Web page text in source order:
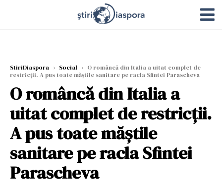
StiriDiaspora › Social › O româncă din Italia a uitat complet de
restricții. A pus toate măștile sanitare pe racla Sfintei Parascheva
O româncă din Italia a
uitat complet de restricții.
A pus toate măștile
sanitare pe racla Sfintei
Parascheva